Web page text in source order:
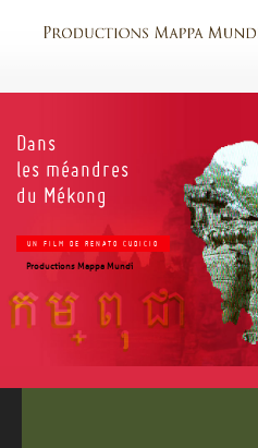
Dans
les méandres
du Mékong
UN FILM DE RENATO CUDICIO
Productions Mappa Mundi